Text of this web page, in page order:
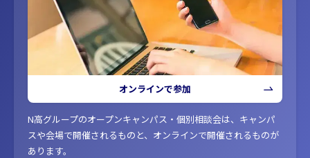
オンラインで参加
N高グループのオープンキャンパス・個別相談会は、キャンパ
スや会場で開催されるものと、オンラインで開催されるものが
あります。